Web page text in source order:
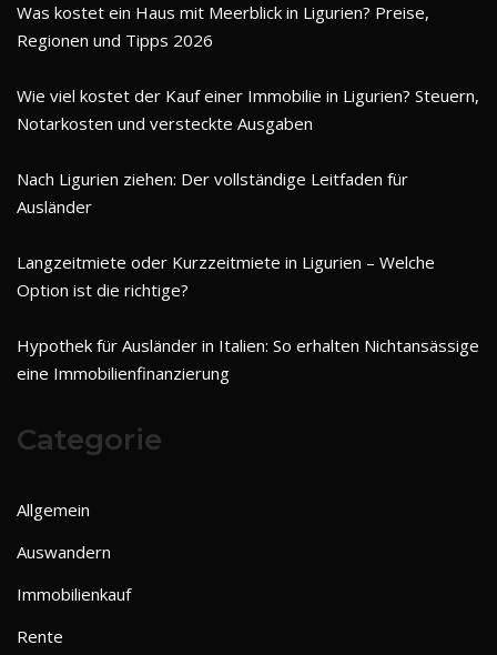
Was kostet ein Haus mit Meerblick in Ligurien? Preise,
Regionen und Tipps 2026
Wie viel kostet der Kauf einer Immobilie in Ligurien? Steuern,
Notarkosten und versteckte Ausgaben
Nach Ligurien ziehen: Der vollständige Leitfaden für
Ausländer
Langzeitmiete oder Kurzzeitmiete in Ligurien – Welche
Option ist die richtige?
Hypothek für Ausländer in Italien: So erhalten Nichtansässige
eine Immobilienfinanzierung
Categorie
Allgemein
Auswandern
Immobilienkauf
Rente